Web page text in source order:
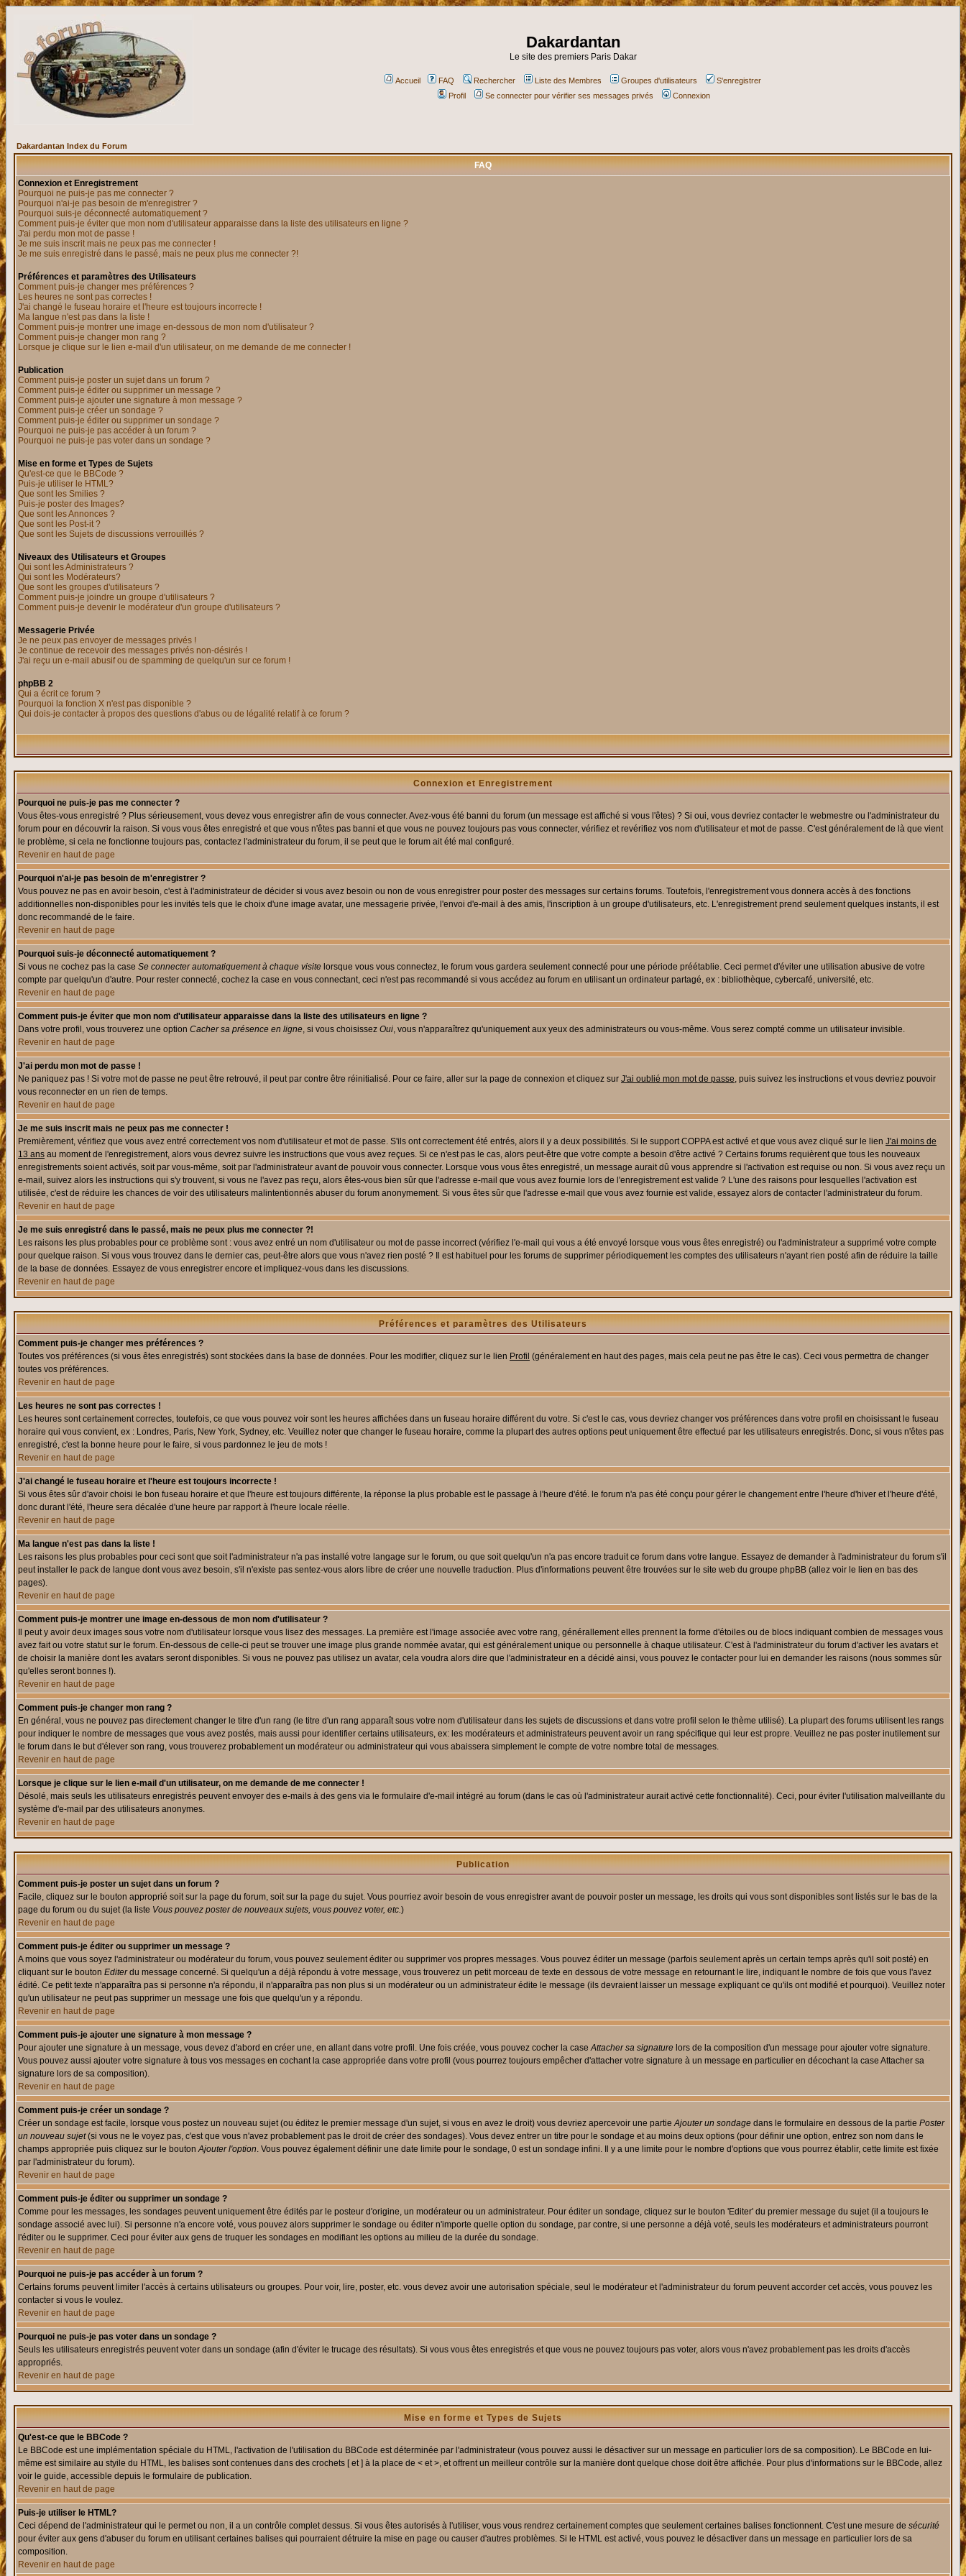
Dakardantan
Le site des premiers Paris Dakar
Accueil FAQ Rechercher Liste des Membres Groupes d'utilisateurs
S'enregistrer
Profil
Se connecter pour vérifier ses messages privés Connexion
Dakardantan Index du Forum
FAQ
Connexion et Enregistrement
Pourquoi ne puis-je pas me connecter ?
Pourquoi n'ai-je pas besoin de m'enregistrer ?
Pourquoi suis-je déconnecté automatiquement ?
Comment puis-je éviter que mon nom d'utilisateur apparaisse dans la liste des utilisateurs en ligne ?
J'ai perdu mon mot de passe !
Je me suis inscrit mais ne peux pas me connecter !
Je me suis enregistré dans le passé, mais ne peux plus me connecter ?!
Préférences et paramètres des Utilisateurs
Comment puis-je changer mes préférences ?
Les heures ne sont pas correctes !
J'ai changé le fuseau horaire et l'heure est toujours incorrecte !
Ma langue n'est pas dans la liste !
Comment puis-je montrer une image en-dessous de mon nom d'utilisateur ?
Comment puis-je changer mon rang ?
Lorsque je clique sur le lien e-mail d'un utilisateur, on me demande de me connecter !
Publication
Comment puis-je poster un sujet dans un forum ?
Comment puis-je éditer ou supprimer un message ?
Comment puis-je ajouter une signature à mon message ?
Comment puis-je créer un sondage ?
Comment puis-je éditer ou supprimer un sondage ?
Pourquoi ne puis-je pas accéder à un forum ?
Pourquoi ne puis-je pas voter dans un sondage ?
Mise en forme et Types de Sujets
Qu'est-ce que le BBCode ?
Puis-je utiliser le HTML?
Que sont les Smilies ?
Puis-je poster des Images?
Que sont les Annonces ?
Que sont les Post-it ?
Que sont les Sujets de discussions verrouillés ?
Niveaux des Utilisateurs et Groupes
Qui sont les Administrateurs ?
Qui sont les Modérateurs?
Que sont les groupes d'utilisateurs ?
Comment puis-je joindre un groupe d'utilisateurs ?
Comment puis-je devenir le modérateur d'un groupe d'utilisateurs ?
Messagerie Privée
Je ne peux pas envoyer de messages privés !
Je continue de recevoir des messages privés non-désirés !
J'ai reçu un e-mail abusif ou de spamming de quelqu'un sur ce forum !
phpBB 2
Qui a écrit ce forum ?
Pourquoi la fonction X n'est pas disponible ?
Qui dois-je contacter à propos des questions d'abus ou de légalité relatif à ce forum ?
Connexion et Enregistrement
Pourquoi ne puis-je pas me connecter ?
Vous êtes-vous enregistré ? Plus sérieusement, vous devez vous enregistrer afin de vous connecter. Avez-vous été banni du forum (un message est affiché si vous l'êtes) ? Si oui, vous devriez contacter le webmestre ou l'administrateur du
forum pour en découvrir la raison. Si vous vous êtes enregistré et que vous n'êtes pas banni et que vous ne pouvez toujours pas vous connecter, vérifiez et revérifiez vos nom d'utilisateur et mot de passe. C'est généralement de là que vient
le problème, si cela ne fonctionne toujours pas, contactez l'administrateur du forum, il se peut que le forum ait été mal configuré.
Revenir en haut de page
Pourquoi n'ai-je pas besoin de m'enregistrer ?
Vous pouvez ne pas en avoir besoin, c'est à l'administrateur de décider si vous avez besoin ou non de vous enregistrer pour poster des messages sur certains forums. Toutefois, l'enregistrement vous donnera accès à des fonctions
additionnelles non-disponibles pour les invités tels que le choix d'une image avatar, une messagerie privée, l'envoi d'e-mail à des amis, l'inscription à un groupe d'utilisateurs, etc. L'enregistrement prend seulement quelques instants, il est
donc recommandé de le faire.
Revenir en haut de page
Pourquoi suis-je déconnecté automatiquement ?
Si vous ne cochez pas la case Se connecter automatiquement à chaque visite lorsque vous vous connectez, le forum vous gardera seulement connecté pour une période préétablie. Ceci permet d'éviter une utilisation abusive de votre
compte par quelqu'un d'autre. Pour rester connecté, cochez la case en vous connectant, ceci n'est pas recommandé si vous accédez au forum en utilisant un ordinateur partagé, ex : bibliothèque, cybercafé, université, etc.
Revenir en haut de page
Comment puis-je éviter que mon nom d'utilisateur apparaisse dans la liste des utilisateurs en ligne ?
Dans votre profil, vous trouverez une option Cacher sa présence en ligne, si vous choisissez Oui, vous n'apparaîtrez qu'uniquement aux yeux des administrateurs ou vous-même. Vous serez compté comme un utilisateur invisible.
Revenir en haut de page
J'ai perdu mon mot de passe !
Ne paniquez pas ! Si votre mot de passe ne peut être retrouvé, il peut par contre être réinitialisé. Pour ce faire, aller sur la page de connexion et cliquez sur J'ai oublié mon mot de passe, puis suivez les instructions et vous devriez pouvoir
vous reconnecter en un rien de temps.
Revenir en haut de page
Je me suis inscrit mais ne peux pas me connecter !
Premièrement, vérifiez que vous avez entré correctement vos nom d'utilisateur et mot de passe. S'ils ont correctement été entrés, alors il y a deux possibilités. Si le support COPPA est activé et que vous avez cliqué sur le lien J'ai moins de
13 ans au moment de l'enregistrement, alors vous devrez suivre les instructions que vous avez reçues. Si ce n'est pas le cas, alors peut-être que votre compte a besoin d'être activé ? Certains forums requièrent que tous les nouveaux
enregistrements soient activés, soit par vous-même, soit par l'administrateur avant de pouvoir vous connecter. Lorsque vous vous êtes enregistré, un message aurait dû vous apprendre si l'activation est requise ou non. Si vous avez reçu un
e-mail, suivez alors les instructions qui s'y trouvent, si vous ne l'avez pas reçu, alors êtes-vous bien sûr que l'adresse e-mail que vous avez fournie lors de l'enregistrement est valide ? L'une des raisons pour lesquelles l'activation est
utilisée, c'est de réduire les chances de voir des utilisateurs malintentionnés abuser du forum anonymement. Si vous êtes sûr que l'adresse e-mail que vous avez fournie est valide, essayez alors de contacter l'administrateur du forum.
Revenir en haut de page
Je me suis enregistré dans le passé, mais ne peux plus me connecter ?!
Les raisons les plus probables pour ce problème sont : vous avez entré un nom d'utilisateur ou mot de passe incorrect (vérifiez l'e-mail qui vous a été envoyé lorsque vous vous êtes enregistré) ou l'administrateur a supprimé votre compte
pour quelque raison. Si vous vous trouvez dans le dernier cas, peut-être alors que vous n'avez rien posté ? Il est habituel pour les forums de supprimer périodiquement les comptes des utilisateurs n'ayant rien posté afin de réduire la taille
de la base de données. Essayez de vous enregistrer encore et impliquez-vous dans les discussions.
Revenir en haut de page
Préférences et paramètres des Utilisateurs
Comment puis-je changer mes préférences ?
Toutes vos préférences (si vous êtes enregistrés) sont stockées dans la base de données. Pour les modifier, cliquez sur le lien Profil (généralement en haut des pages, mais cela peut ne pas être le cas). Ceci vous permettra de changer
toutes vos préférences.
Revenir en haut de page
Les heures ne sont pas correctes !
Les heures sont certainement correctes, toutefois, ce que vous pouvez voir sont les heures affichées dans un fuseau horaire différent du votre. Si c'est le cas, vous devriez changer vos préférences dans votre profil en choisissant le fuseau
horaire qui vous convient, ex : Londres, Paris, New York, Sydney, etc. Veuillez noter que changer le fuseau horaire, comme la plupart des autres options peut uniquement être effectué par les utilisateurs enregistrés. Donc, si vous n'êtes pas
enregistré, c'est la bonne heure pour le faire, si vous pardonnez le jeu de mots !
Revenir en haut de page
J'ai changé le fuseau horaire et l'heure est toujours incorrecte !
Si vous êtes sûr d'avoir choisi le bon fuseau horaire et que l'heure est toujours différente, la réponse la plus probable est le passage à l'heure d'été. le forum n'a pas été conçu pour gérer le changement entre l'heure d'hiver et l'heure d'été,
donc durant l'été, l'heure sera décalée d'une heure par rapport à l'heure locale réelle.
Revenir en haut de page
Ma langue n'est pas dans la liste !
Les raisons les plus probables pour ceci sont que soit l'administrateur n'a pas installé votre langage sur le forum, ou que soit quelqu'un n'a pas encore traduit ce forum dans votre langue. Essayez de demander à l'administrateur du forum s'il
peut installer le pack de langue dont vous avez besoin, s'il n'existe pas sentez-vous alors libre de créer une nouvelle traduction. Plus d'informations peuvent être trouvées sur le site web du groupe phpBB (allez voir le lien en bas des
pages).
Revenir en haut de page
Comment puis-je montrer une image en-dessous de mon nom d'utilisateur ?
Il peut y avoir deux images sous votre nom d'utilisateur lorsque vous lisez des messages. La première est l'image associée avec votre rang, générallement elles prennent la forme d'étoiles ou de blocs indiquant combien de messages vous
avez fait ou votre statut sur le forum. En-dessous de celle-ci peut se trouver une image plus grande nommée avatar, qui est généralement unique ou personnelle à chaque utilisateur. C'est à l'administrateur du forum d'activer les avatars et
de choisir la manière dont les avatars seront disponibles. Si vous ne pouvez pas utilisez un avatar, cela voudra alors dire que l'administrateur en a décidé ainsi, vous pouvez le contacter pour lui en demander les raisons (nous sommes sûr
qu'elles seront bonnes !).
Revenir en haut de page
Comment puis-je changer mon rang ?
En général, vous ne pouvez pas directement changer le titre d'un rang (le titre d'un rang apparaît sous votre nom d'utilisateur dans les sujets de discussions et dans votre profil selon le thème utilisé). La plupart des forums utilisent les rangs
pour indiquer le nombre de messages que vous avez postés, mais aussi pour identifier certains utilisateurs, ex: les modérateurs et administrateurs peuvent avoir un rang spécifique qui leur est propre. Veuillez ne pas poster inutilement sur
le forum dans le but d'élever son rang, vous trouverez probablement un modérateur ou administrateur qui vous abaissera simplement le compte de votre nombre total de messages.
Revenir en haut de page
Lorsque je clique sur le lien e-mail d'un utilisateur, on me demande de me connecter !
Désolé, mais seuls les utilisateurs enregistrés peuvent envoyer des e-mails à des gens via le formulaire d'e-mail intégré au forum (dans le cas où l'administrateur aurait activé cette fonctionnalité). Ceci, pour éviter l'utilisation malveillante du
système d'e-mail par des utilisateurs anonymes.
Revenir en haut de page
Publication
Comment puis-je poster un sujet dans un forum ?
Facile, cliquez sur le bouton approprié soit sur la page du forum, soit sur la page du sujet. Vous pourriez avoir besoin de vous enregistrer avant de pouvoir poster un message, les droits qui vous sont disponibles sont listés sur le bas de la
page du forum ou du sujet (la liste Vous pouvez poster de nouveaux sujets, vous pouvez voter, etc.)
Revenir en haut de page
Comment puis-je éditer ou supprimer un message ?
A moins que vous soyez l'administrateur ou modérateur du forum, vous pouvez seulement éditer ou supprimer vos propres messages. Vous pouvez éditer un message (parfois seulement après un certain temps après qu'il soit posté) en
cliquant sur le bouton Editerdu message concerné. Si quelqu'un a déjà répondu à votre message, vous trouverez un petit morceau de texte en dessous de votre message en retournant le lire, indiquant le nombre de fois que vous l'avez
édité. Ce petit texte n'apparaîtra pas si personne n'a répondu, il n'apparaîtra pas non plus si un modérateur ou un administrateur édite le message (ils devraient laisser un message expliquant ce qu'ils ont modifié et pourquoi). Veuillez noter
qu'un utilisateur ne peut pas supprimer un message une fois que quelqu'un y a répondu.
Revenir en haut de page
Comment puis-je ajouter une signature à mon message ?
Pour ajouter une signature à un message, vous devez d'abord en créer une, en allant dans votre profil. Une fois créée, vous pouvez cocher la caseAttacher sa signature lors de la composition d'un message pour ajouter votre signature.
Vous pouvez aussi ajouter votre signature à tous vos messages en cochant la case appropriée dans votre profil (vous pourrez toujours empêcher d'attacher votre signature à un message en particulier en décochant la case Attacher sa
signature lors de sa composition).
Revenir en haut de page
Comment puis-je créer un sondage ?
Créer un sondage est facile, lorsque vous postez un nouveau sujet (ou éditez le premier message d'un sujet, si vous en avez le droit) vous devriez apercevoir une partieAjouter un sondage dans le formulaire en dessous de la partie Poster
un nouveau sujet(si vous ne le voyez pas, c'est que vous n'avez probablement pas le droit de créer des sondages). Vous devez entrer un titre pour le sondage et au moins deux options (pour définir une option, entrez son nom dans le
champs appropriée puis cliquez sur le boutonAjouter l'option. Vous pouvez également définir une date limite pour le sondage, 0 est un sondage infini. Il y a une limite pour le nombre d'options que vous pourrez établir, cette limite est fixée
par l'administrateur du forum).
Revenir en haut de page
Comment puis-je éditer ou supprimer un sondage ?
Comme pour les messages, les sondages peuvent uniquement être édités par le posteur d'origine, un modérateur ou un administrateur. Pour éditer un sondage, cliquez sur le bouton 'Editer' du premier message du sujet (il a toujours le
sondage associé avec lui). Si personne n'a encore voté, vous pouvez alors supprimer le sondage ou éditer n'importe quelle option du sondage, par contre, si une personne a déjà voté, seuls les modérateurs et administrateurs pourront
l'éditer ou le supprimer. Ceci pour éviter aux gens de truquer les sondages en modifiant les options au milieu de la durée du sondage.
Revenir en haut de page
Pourquoi ne puis-je pas accéder à un forum ?
Certains forums peuvent limiter l'accès à certains utilisateurs ou groupes. Pour voir, lire, poster, etc. vous devez avoir une autorisation spéciale, seul le modérateur et l'administrateur du forum peuvent accorder cet accès, vous pouvez les
contacter si vous le voulez.
Revenir en haut de page
Pourquoi ne puis-je pas voter dans un sondage ?
Seuls les utilisateurs enregistrés peuvent voter dans un sondage (afin d'éviter le trucage des résultats). Si vous vous êtes enregistrés et que vous ne pouvez toujours pas voter, alors vous n'avez probablement pas les droits d'accès
appropriés.
Revenir en haut de page
Mise en forme et Types de Sujets
Qu'est-ce que le BBCode ?
Le BBCode est une implémentation spéciale du HTML, l'activation de l'utilisation du BBCode est déterminée par l'administrateur (vous pouvez aussi le désactiver sur un message en particulier lors de sa composition). Le BBCode en lui-
même est similaire au styile du HTML, les balises sont contenues dans des crochets [ et ] à la place de < et >, et offrent un meilleur contrôle sur la manière dont quelque chose doit être affichée. Pour plus d'informations sur le BBCode, allez
voir le guide, accessible depuis le formulaire de publication.
Revenir en haut de page
Puis-je utiliser le HTML?
Ceci dépend de l'administrateur qui le permet ou non, il a un contrôle complet dessus. Si vous êtes autorisés à l'utiliser, vous vous rendrez certainement comptes que seulement certaines balises fonctionnent. C'est une mesure de sécurité
pour éviter aux gens d'abuser du forum en utilisant certaines balises qui pourraient détruire la mise en page ou causer d'autres problèmes. Si le HTML est activé, vous pouvez le désactiver dans un message en particulier lors de sa
composition.
Revenir en haut de page